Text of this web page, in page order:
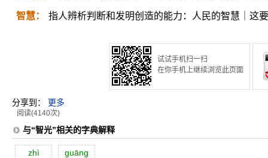
智慧： 指人辨析判断和发明创造的能力：人民的智慧｜这
试试手机扫一扫
在你手机上继续浏览此页面
分享到： 更多
阅读(4140次)
与“智光”相关的字典解释
zhì guāng